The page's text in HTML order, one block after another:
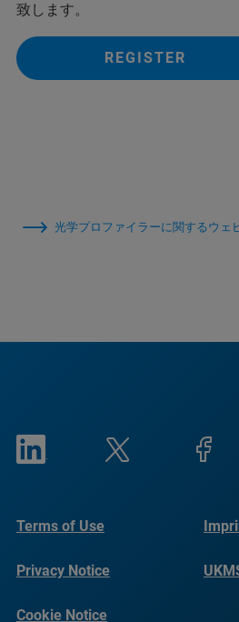
致します。
REGISTER
光学プロファイラーに関するウェ
Terms of Use
Privacy Notice
Cookie Notice